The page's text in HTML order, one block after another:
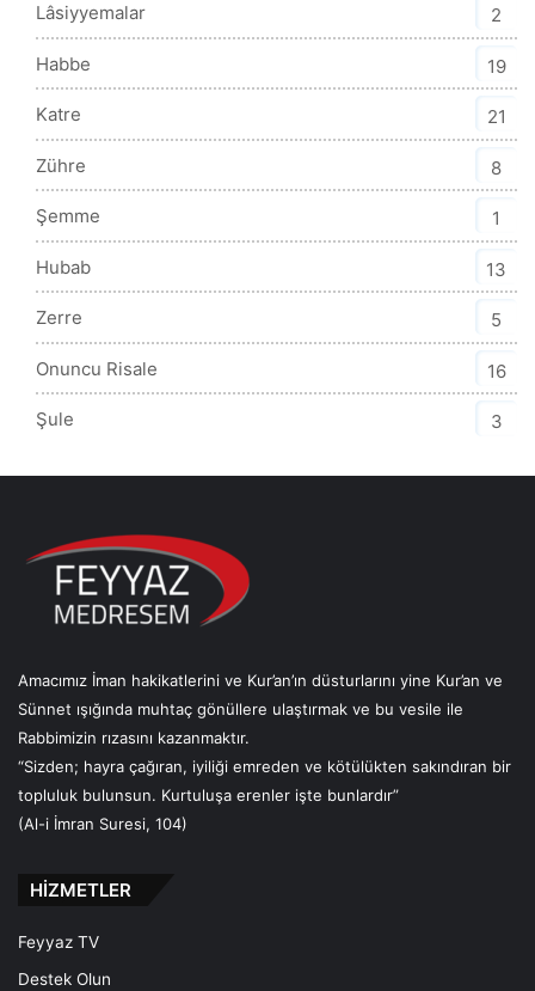
Lâsiyyemalar 2
Habbe 19
Katre 21
Zühre 8
Şemme 1
Hubab 13
Zerre 5
Onuncu Risale 16
Şule 3
Amacımız İman hakikatlerini ve Kur’an’ın düsturlarını yine Kur’an ve
Sünnet ışığında muhtaç gönüllere ulaştırmak ve bu vesile ile
Rabbimizin rızasını kazanmaktır.
“Sizden; hayra çağıran, iyiliği emreden ve kötülükten sakındıran bir
topluluk bulunsun. Kurtuluşa erenler işte bunlardır”
(Al-i İmran Suresi, 104)
HİZMETLER
Feyyaz TV
Destek Olun